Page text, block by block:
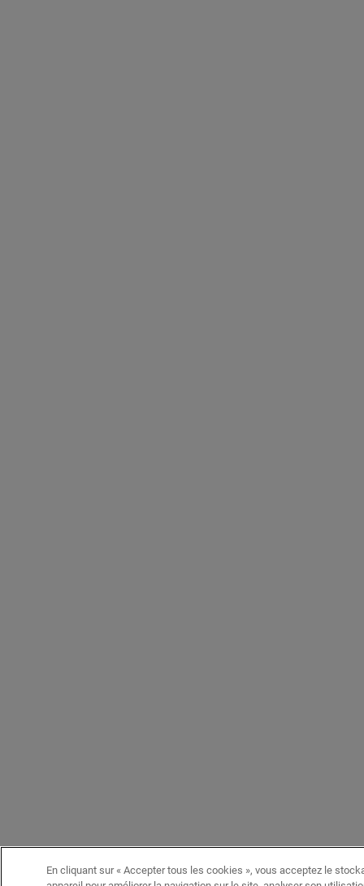
En cliquant sur « Accepter tous les cookies », vous acceptez le